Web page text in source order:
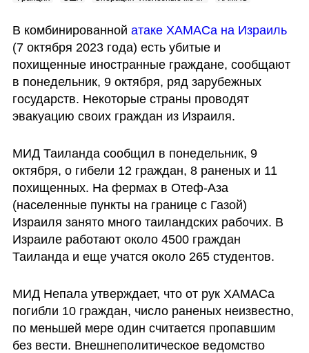
В комбинированной атаке ХАМАСа на Израиль
(7 октября 2023 года) есть убитые и
похищенные иностранные граждане, сообщают
в понедельник, 9 октября, ряд зарубежных
государств. Некоторые страны проводят
эвакуацию своих граждан из Израиля.
МИД Таиланда сообщил в понедельник, 9
октября, о гибели 12 граждан, 8 раненых и 11
похищенных. На фермах в Отеф-Аза
(населенные пункты на границе с Газой)
Израиля занято много таиландских рабочих. В
Израиле работают около 4500 граждан
Таиланда и еще учатся около 265 студентов.
МИД Непала утверждает, что от рук ХАМАСа
погибли 10 граждан, число раненых неизвестно,
по меньшей мере один считается пропавшим
без вести. Внешнеполитическое ведомство